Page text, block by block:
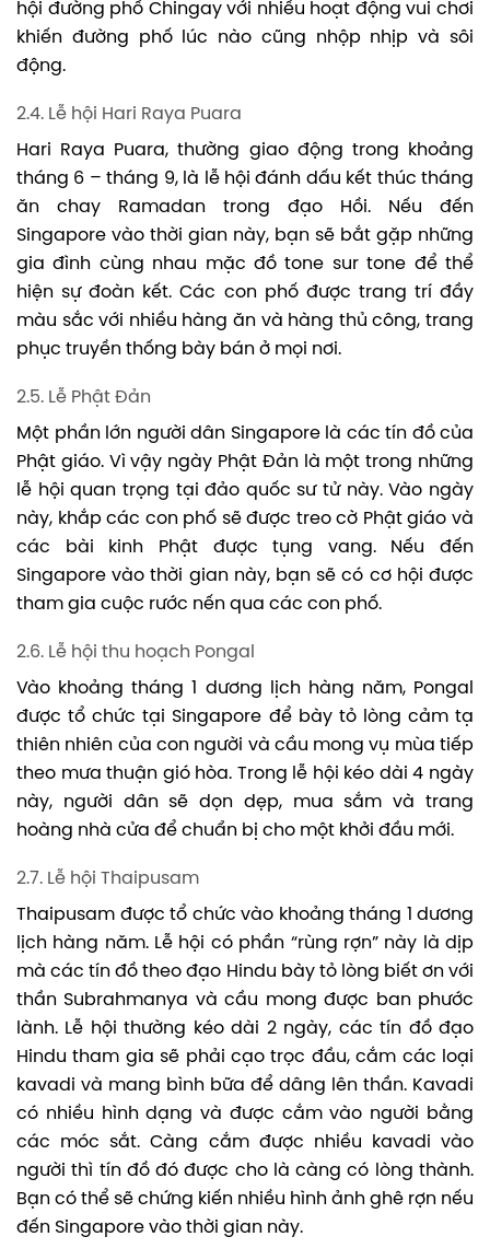
hội đường phố Chingay với nhiều hoạt động vui chơi
khiến đường phố lúc nào cũng nhộp nhịp và sôi
động.
2.4. Lễ hội Hari Raya Puara
Hari Raya Puara, thường giao động trong khoảng
tháng 6 – tháng 9, là lễ hội đánh dấu kết thúc tháng
ăn chay Ramadan trong đạo Hồi. Nếu đến
Singapore vào thời gian này, bạn sẽ bắt gặp những
gia đình cùng nhau mặc đồ tone sur tone để thể
hiện sự đoàn kết. Các con phố được trang trí đầy
màu sắc với nhiều hàng ăn và hàng thủ công, trang
phục truyền thống bày bán ở mọi nơi.
2.5. Lễ Phật Đản
Một phần lớn người dân Singapore là các tín đồ của
Phật giáo. Vì vậy ngày Phật Đản là một trong những
lễ hội quan trọng tại đảo quốc sư tử này. Vào ngày
này, khắp các con phố sẽ được treo cờ Phật giáo và
các bài kinh Phật được tụng vang. Nếu đến
Singapore vào thời gian này, bạn sẽ có cơ hội được
tham gia cuộc rước nến qua các con phố.
2.6. Lễ hội thu hoạch Pongal
Vào khoảng tháng 1 dương lịch hàng năm, Pongal
được tổ chức tại Singapore để bày tỏ lòng cảm tạ
thiên nhiên của con người và cầu mong vụ mùa tiếp
theo mưa thuận gió hòa. Trong lễ hội kéo dài 4 ngày
này, người dân sẽ dọn dẹp, mua sắm và trang
hoàng nhà cửa để chuẩn bị cho một khởi đầu mới.
2.7. Lễ hội Thaipusam
Thaipusam được tổ chức vào khoảng tháng 1 dương
lịch hàng năm. Lễ hội có phần “rùng rợn” này là dịp
mà các tín đồ theo đạo Hindu bày tỏ lòng biết ơn với
thần Subrahmanya và cầu mong được ban phước
lành. Lễ hội thường kéo dài 2 ngày, các tín đồ đạo
Hindu tham gia sẽ phải cạo trọc đầu, cắm các loại
kavadi và mang bình bữa để dâng lên thần. Kavadi
có nhiều hình dạng và được cắm vào người bằng
các móc sắt. Càng cắm được nhiều kavadi vào
người thì tín đồ đó được cho là càng có lòng thành.
Bạn có thể sẽ chứng kiến nhiều hình ảnh ghê rợn nếu
đến Singapore vào thời gian này.